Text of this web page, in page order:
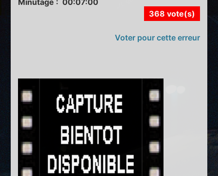
368 vote(s)
Voter pour cette erreur